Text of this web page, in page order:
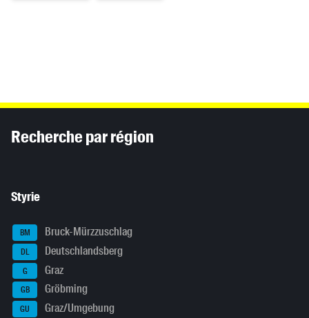
Recherche par région
Styrie
BM Bruck-Mürzzuschlag
DL Deutschlandsberg
G Graz
GB Gröbming
GU Graz/Umgebung